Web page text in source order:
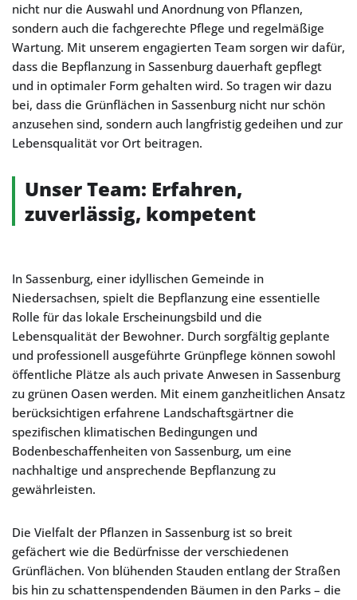
nicht nur die Auswahl und Anordnung von Pflanzen,
sondern auch die fachgerechte Pflege und regelmäßige
Wartung. Mit unserem engagierten Team sorgen wir dafür,
dass die Bepflanzung in Sassenburg dauerhaft gepflegt
und in optimaler Form gehalten wird. So tragen wir dazu
bei, dass die Grünflächen in Sassenburg nicht nur schön
anzusehen sind, sondern auch langfristig gedeihen und zur
Lebensqualität vor Ort beitragen.
Unser Team: Erfahren,
zuverlässig, kompetent
In Sassenburg, einer idyllischen Gemeinde in
Niedersachsen, spielt die Bepflanzung eine essentielle
Rolle für das lokale Erscheinungsbild und die
Lebensqualität der Bewohner. Durch sorgfältig geplante
und professionell ausgeführte Grünpflege können sowohl
öffentliche Plätze als auch private Anwesen in Sassenburg
zu grünen Oasen werden. Mit einem ganzheitlichen Ansatz
berücksichtigen erfahrene Landschaftsgärtner die
spezifischen klimatischen Bedingungen und
Bodenbeschaffenheiten von Sassenburg, um eine
nachhaltige und ansprechende Bepflanzung zu
gewährleisten.
Die Vielfalt der Pflanzen in Sassenburg ist so breit
gefächert wie die Bedürfnisse der verschiedenen
Grünflächen. Von blühenden Stauden entlang der Straßen
bis hin zu schattenspendenden Bäumen in den Parks – die